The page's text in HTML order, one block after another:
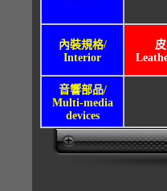
內裝規格/
Interior
音響部品/
Multi-media
devices